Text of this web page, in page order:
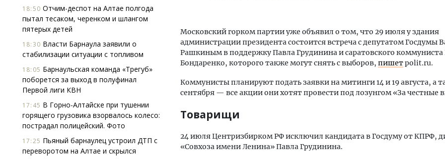
18:50 Отчим-деспот на Алтае полгода
пытал тесаком, черенком и шлангом
пятерых детей
18:30 Власти Барнаула заявили о
стабилизации ситуации с топливом
18:05 Барнаульская команда «Трегуб»
поборется за выход в полуфинал
Первой лиги КВН
17:45 В Горно-Алтайске при тушении
горящего грузовика взорвалось колесо:
пострадал полицейский. Фото
17:25 Пьяный барнаулец устроил ДТП с
переворотом на Алтае и скрылся
Московский горком партии уже объявил о том, что 29 июля у здания
администрации президента состоится встреча с депутатом Госдумы
Рашкиным в поддержку Павла Грудинина и саратовского
Бондаренко, которого также могут снять с выборов, пишетpolit.ru.
Коммунисты планируют подать заявки на митинги 14 и 19 августа, а
сентября — все акции они хотят провести под лозунгом «За честные
Товарищи
24 июля Центризбирком РФ исключил кандидата в Госдуму от КПРФ,
«Совхоза имени Ленина» Павла Грудинина.